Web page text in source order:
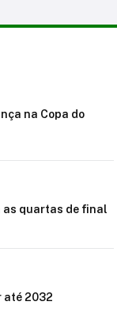
na Copa do
as quartas de final
até 2032